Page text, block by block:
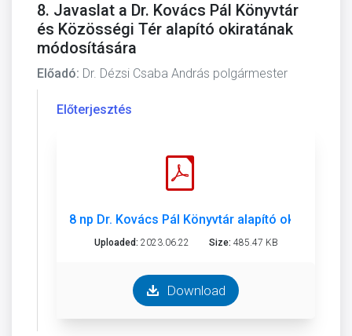
8. Javaslat a Dr. Kovács Pál Könyvtár
és Közösségi Tér alapító okiratának
módosítására
Előadó: Dr. Dézsi Csaba András polgármester
Előterjesztés
8 np Dr. Kovács Pál Könyvtár alapító okirat.pdf
Uploaded: 2023.06.22 Size: 485.47 KB
Download